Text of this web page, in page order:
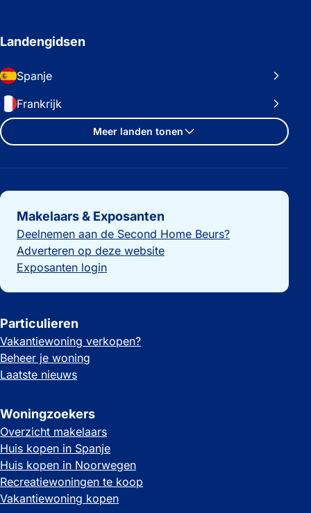
Landengidsen
Spanje
Frankrijk
Meer landen tonen
Belangrijke links
Makelaars & Exposanten
Deelnemen aan de Second Home Beurs?
Adverteren op deze website
Exposanten login
Particulieren
Vakantiewoning verkopen?
Beheer je woning
Laatste nieuws
Woningzoekers
Overzicht makelaars
Huis kopen in Spanje
Huis kopen in Noorwegen
Recreatiewoningen te koop
Vakantiewoning kopen